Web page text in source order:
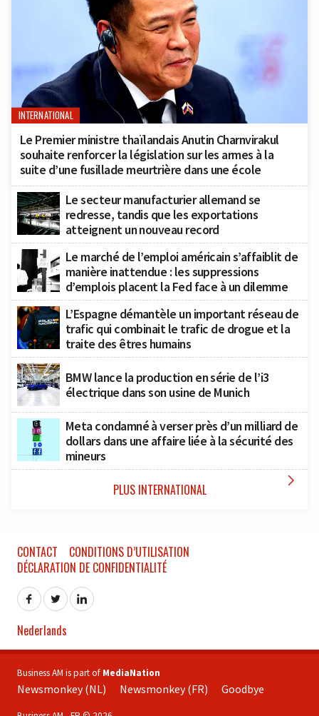
INTERNATIONAL
Le Premier ministre thaïlandais Anutin Charnvirakul
souhaite renforcer la législation sur les armes à la
suite d’une fusillade meurtrière dans une école
Le secteur manufacturier allemand se
redresse, tandis que les exportations
atteignent un nouveau record
Le marché de l’emploi américain s’affaiblit de
manière inattendue : les suppressions
d’emplois placent la Fed face à un dilemme
L’Espagne démantèle un important réseau de
trafic qui combinait le trafic de drogue et la
traite des êtres humains
BMW lance la production en série de l’i3
électrique dans son usine de Munich
Meta condamné à verser près d’un milliard de
dollars dans une affaire liée à la sécurité des
mineurs
PLUS INTERNATIONAL 
CONTACT
CONDITIONS D’UTILISATION
DÉCLARATION DE CONFIDENTIALITÉ
Nederlands
Business AM is part of MediaNation
Newsmonkey (NL) Newsmonkey (FR) Goodbye